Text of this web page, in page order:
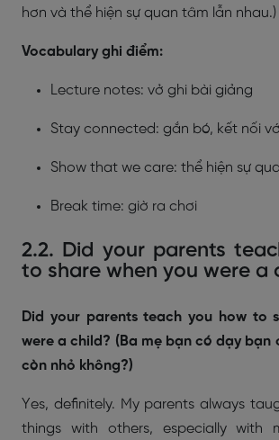
hơn và thể hiện sự quan tâm lẫn nhau.)
Vocabulary ghi điểm:
Lecture notes: vở ghi bài giảng
Stay connected: gắn bó, kết nối
Show that we care: thể hiện sự
Break time: giờ ra chơi
2.2. Did your parents
to share when you were a
Did your parents teach you how to
were a child? (Ba mẹ bạn có dạy bạn
còn nhỏ không?)
Yes, definitely. My parents always
things with others, especially with